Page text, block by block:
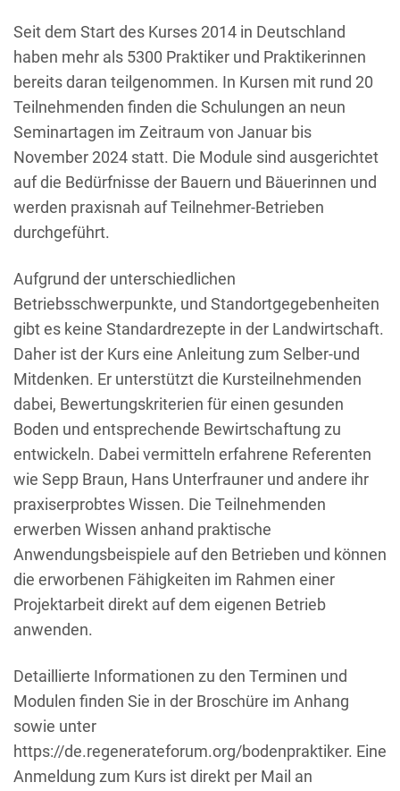
Seit dem Start des Kurses 2014 in Deutschland
haben mehr als 5300 Praktiker und Praktikerinnen
bereits daran teilgenommen. In Kursen mit rund 20
Teilnehmenden finden die Schulungen an neun
Seminartagen im Zeitraum von Januar bis
November 2024 statt. Die Module sind ausgerichtet
auf die Bedürfnisse der Bauern und Bäuerinnen und
werden praxisnah auf Teilnehmer-Betrieben
durchgeführt.
Aufgrund der unterschiedlichen
Betriebsschwerpunkte, und Standortgegebenheiten
gibt es keine Standardrezepte in der Landwirtschaft.
Daher ist der Kurs eine Anleitung zum Selber-und
Mitdenken. Er unterstützt die Kursteilnehmenden
dabei, Bewertungskriterien für einen gesunden
Boden und entsprechende Bewirtschaftung zu
entwickeln. Dabei vermitteln erfahrene Referenten
wie Sepp Braun, Hans Unterfrauner und andere ihr
praxiserprobtes Wissen. Die Teilnehmenden
erwerben Wissen anhand praktische
Anwendungsbeispiele auf den Betrieben und können
die erworbenen Fähigkeiten im Rahmen einer
Projektarbeit direkt auf dem eigenen Betrieb
anwenden.
Detaillierte Informationen zu den Terminen und
Modulen finden Sie in der Broschüre im Anhang
sowie unter
https://de.regenerateforum.org/bodenpraktiker. Eine
Anmeldung zum Kurs ist direkt per Mail an